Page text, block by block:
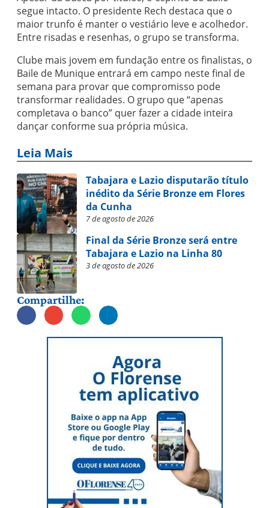
segue intacto. O presidente Rech destaca que o
maior trunfo é manter o vestiário leve e acolhedor.
Entre risadas e resenhas, o grupo se transforma.
Clube mais jovem em fundação entre os finalistas, o
Baile de Munique entrará em campo neste final de
semana para provar que compromisso pode
transformar realidades. O grupo que “apenas
completava o banco” quer fazer a cidade inteira
dançar conforme sua própria música.
Leia Mais
Tabajara e Lazio disputarão título
inédito da Série Bronze em Flores
da Cunha
7 de agosto de 2026
Final da Série Bronze será entre
Tabajara e Lazio na Linha 80
3 de agosto de 2026
Compartilhe: